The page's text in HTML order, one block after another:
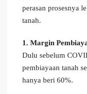
perasan prosesnya
tanah.
1. Margin
Dulu sebelum
pembiayaan tanah
hanya beri 60%.